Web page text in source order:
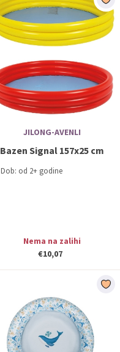
JILONG-AVENLI
Bazen Signal 157x25 cm
Dob: od 2+ godine
Nema na zalihi
€10,07